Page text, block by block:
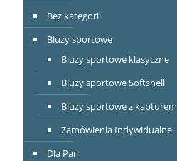
Bez kategorii
Bluzy sportowe
Bluzy sportowe klasyczne
Bluzy sportowe Softshell
Bluzy sportowe z kapturem
Zamówienia Indywidualne
Dla Par